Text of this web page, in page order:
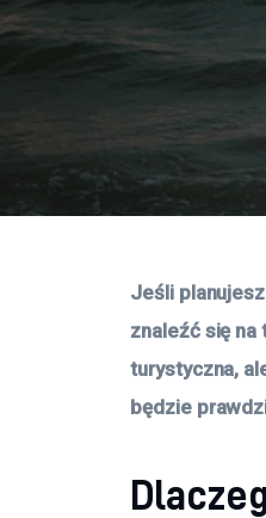
Jeśli
znaleźć się
turystyczna,
będzie